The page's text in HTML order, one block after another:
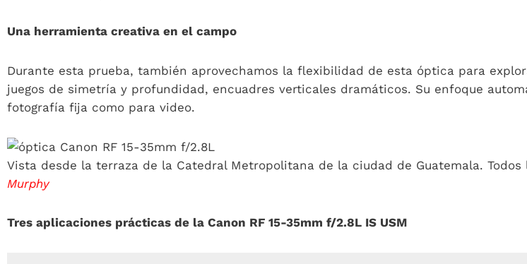
Una herramienta creativa en el campo
Durante esta prueba, también aprovechamos la flexibilidad de esta óptica para
juegos de simetría y profundidad, encuadres verticales dramáticos. Su enfoque
fotografía fija como para video.
Vista desde la terraza de la Catedral Metropolitana de la ciudad de Guatemala.
Murphy
Tres aplicaciones prácticas de la Canon RF 15-35mm f/2.8L IS USM